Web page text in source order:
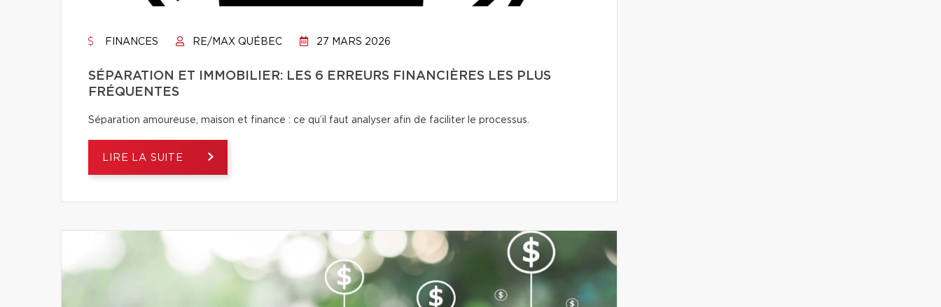
FINANCES RE/MAX QUÉBEC 27 MARS 2026
SÉPARATION ET IMMOBILIER: LES 6 ERREURS FINANCIÈRES LES PLUS
FRÉQUENTES
Séparation amoureuse, maison et finance : ce qu’il faut analyser afin de faciliter le processus.
LIRE LA SUITE